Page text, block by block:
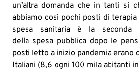
un’altra domanda che in tanti si
abbiamo così pochi posti di
spesa sanitaria è la seconda
della spesa pubblica dopo le
posti letto a inizio pandemia erano
Italiani (8,6 ogni 100 mila abitanti